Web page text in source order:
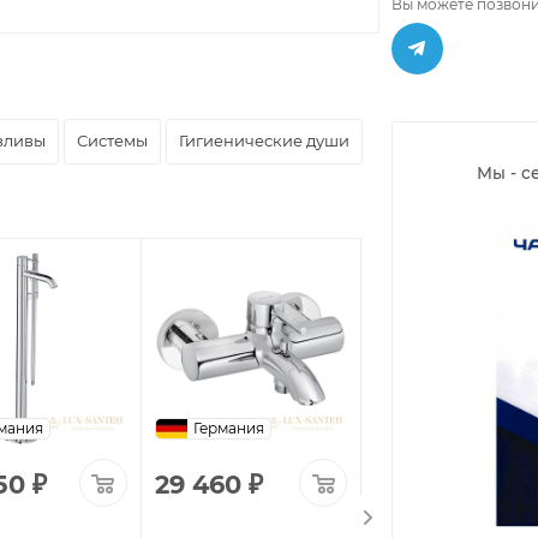
Системы Гигиенические души
₽
Германия
29 460₽
Вы можете
Мы -